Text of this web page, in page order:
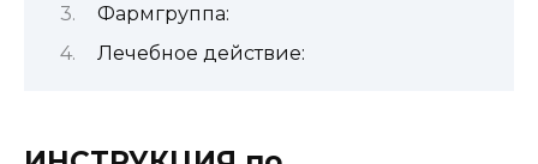
Фармгруппа:
Лечебное действие: